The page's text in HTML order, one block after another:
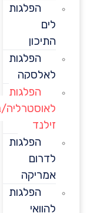
הפלגות
התיכון
הפלגות
לאלסקה
הפלגות
לאוסטרליה/ניו
הפלגות
לדרום
אמריקה
הפלגות